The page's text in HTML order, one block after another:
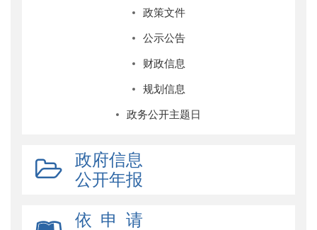
政策文件
公示公告
财政信息
规划信息
政务公开主题日
政府信息
公开年报
依 申 请